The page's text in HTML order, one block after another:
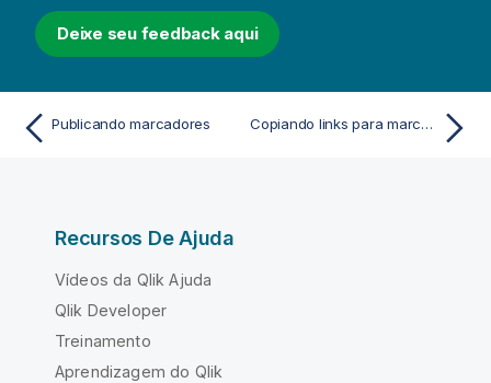
Deixe seu feedback aqui
Publicando marcadores Copiando links para marcadores em aplicativos publicados
Recursos De Ajuda
Vídeos da Qlik Ajuda
Qlik Developer
Treinamento
Aprendizagem do Qlik